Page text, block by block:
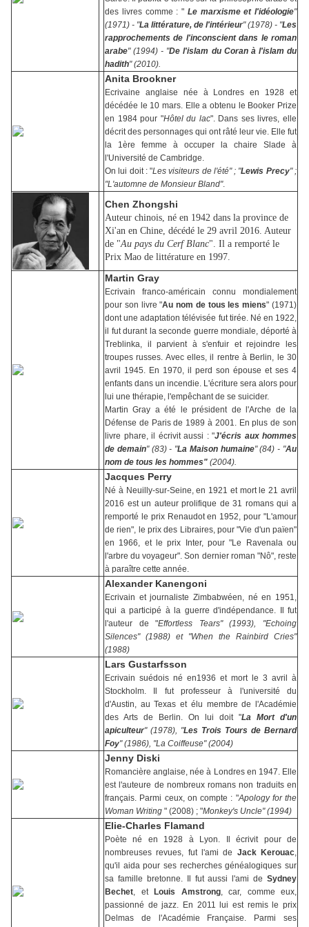
des livres comme : " Le marxisme et l'idéologie"
(1971) - "La littérature, de l'intérieur" (1978) - "Les
rapprochements de l'inconscient dans le roman
arabe" (1994) - "De l'islam du Coran à l'islam du
hadith" (2010).
Anita Brookner
Ecrivaine anglaise née à Londres en 1928 et
décédée le 10 mars. Elle a obtenu le Booker Prize
en 1984 pour "Hôtel du lac". Dans ses livres, elle
décrit des personnages qui ont râté leur vie. Elle fut
la 1ère femme à occuper la chaire Slade à
l'Université de Cambridge.
On lui doit : "Les visiteurs de l'été" ; "Lewis Precy" ;
"L'automne de Monsieur Bland".
Chen Zhongshi
Auteur chinois, né en 1942 dans la province de
Xi'an en Chine, décédé le 29 avril 2016. Auteur
de "Au pays du Cerf Blanc". Il a remporté le
Prix Mao de littérature en 1997.
Martin Gray
Ecrivain franco-américain connu mondialement
pour son livre "Au nom de tous les miens" (1971)
dont une adaptation télévisée fut tirée. Né en 1922,
il fut durant la seconde guerre mondiale, déporté à
Treblinka, il parvient à s'enfuir et rejoindre les
troupes russes. Avec elles, il rentre à Berlin, le 30
avril 1945. En 1970, il perd son épouse et ses 4
enfants dans un incendie. L'écriture sera alors pour
lui une thérapie, l'empêchant de se suicider.
Martin Gray a été le président de l'Arche de la
Défense de Paris de 1989 à 2001. En plus de son
livre phare, il écrivit aussi : "J'écris aux hommes
de demain" (83) - "La Maison humaine" (84) - "Au
nom de tous les hommes" (2004).
Jacques Perry
Né à Neuilly-sur-Seine, en 1921 et mort le 21 avril
2016 est un auteur prolifique de 31 romans qui a
remporté le prix Renaudot en 1952, pour "L'amour
de rien", le prix des Libraires, pour "Vie d'un païen"
en 1966, et le prix Inter, pour "Le Ravenala ou
l'arbre du voyageur". Son dernier roman "Nô", reste
à paraître cette année.
Alexander Kanengoni
Ecrivain et journaliste Zimbabwéen, né en 1951,
qui a participé à la guerre d'indépendance. Il fut
l'auteur de "Effortless Tears" (1993), "Echoing
Silences" (1988) et "When the Rainbird Cries"
(1988)
Lars Gustarfsson
Ecrivain suédois né en1936 et mort le 3 avril à
Stockholm. Il fut professeur à l'université du
d'Austin, au Texas et élu membre de l'Académie
des Arts de Berlin. On lui doit "La Mort d'un
apiculteur" (1978), "Les Trois Tours de Bernard
Foy" (1986), "La Coiffeuse" (2004)
Jenny Diski
Romancière anglaise, née à Londres en 1947. Elle
est l'auteure de nombreux romans non traduits en
français. Parmi ceux, on compte : "Apology for the
Woman Writing " (2008) ; "Monkey's Uncle" (1994)
Elie-Charles Flamand
Poète né en 1928 à Lyon. Il écrivit pour de
nombreuses revues, fut l'ami de Jack Kerouac,
qu'il aida pour ses recherches généalogiques sur
sa famille bretonne. Il fut aussi l'ami de Sydney
Bechet, et Louis Amstrong, car, comme eux,
passionné de jazz. En 2011 lui est remis le prix
Delmas de l'Académie Française. Parmi ses